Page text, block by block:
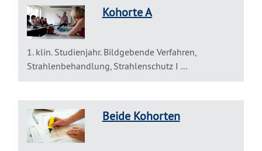
Kohorte A
1. klin. Studienjahr. Bildgebende Verfahren,
Strahlenbehandlung, Strahlenschutz I ...
Beide Kohorten